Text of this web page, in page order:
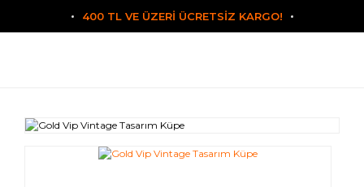
400 TL VE ÜZERİ ÜCRETSİZ KARGO!